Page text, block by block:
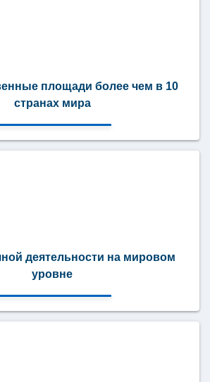
площади более чем в 10
странах мира
деятельности на мировом
уровне